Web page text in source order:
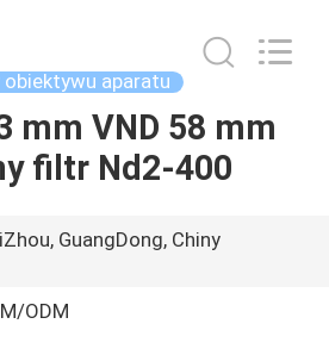
obiektywu aparatu
mm VND 58 mm
filtr Nd2-400
GuangDong, Chiny
ODM